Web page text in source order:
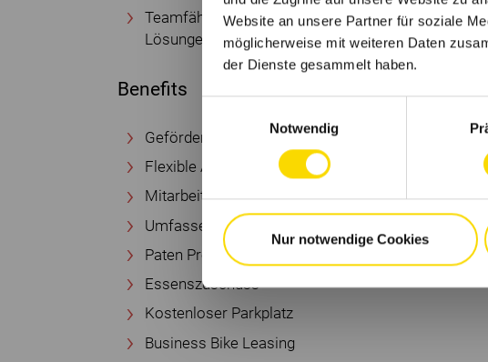
Website an unsere Partner für soziale
möglicherweise mit weiteren Daten
der Dienste gesammelt haben.
Notwendig
Nur notwendige Cookies
Teamfähigkeit, Eigeninitiative und Fokus auf
Lösungen
Benefits
Geförderte Weiterbildung
Flexible Arbeitszeiten
Mitarbeiterevents
Umfassendes Gesundheitsmanagement
Paten Programm
Essenszuschuss
Kostenloser Parkplatz
Business Bike Leasing